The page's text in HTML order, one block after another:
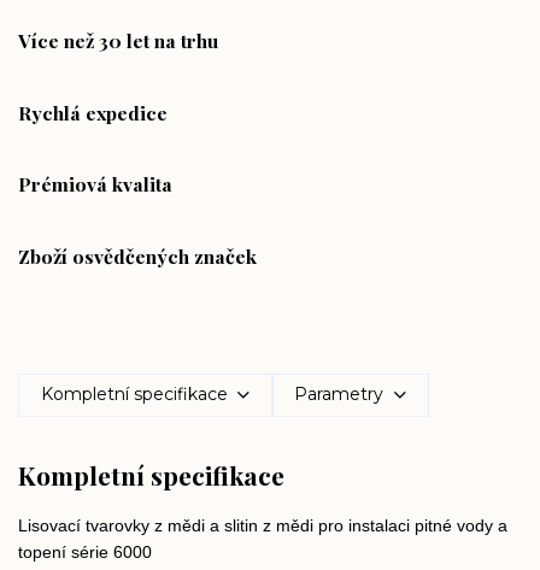
Více než 30 let na trhu
Rychlá expedice
Prémiová kvalita
Zboží osvědčených značek
Kompletní specifikace Parametry
Kompletní specifikace
Lisovací tvarovky z mědi a slitin z mědi pro instalaci pitné vody a
topení série 6000